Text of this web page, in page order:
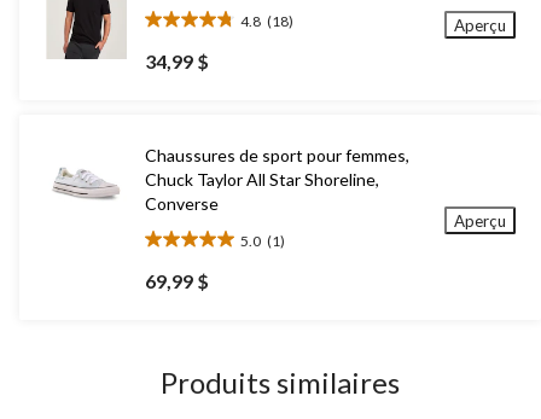
4.8 (18)
4.8
étoile(s)
sur
évaluations
34,99 $
Aperçu
Chaussures de sport pour femmes,
Chuck Taylor All Star Shoreline,
Converse
5.0 (1)
5.0
étoile(s)
sur
69,99 $
Aperçu
Produits similaires